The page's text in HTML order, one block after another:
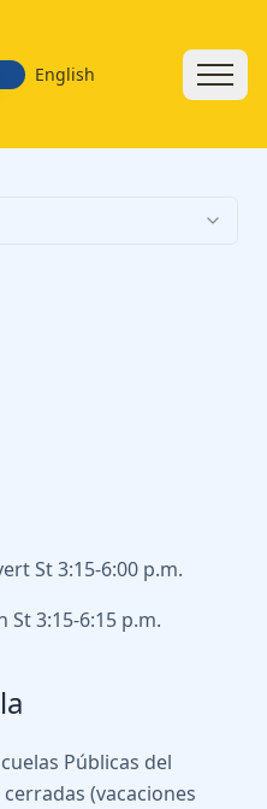
English
St 3:15-6:00 p.m.
St 3:15-6:15 p.m.
Públicas del
(vacaciones